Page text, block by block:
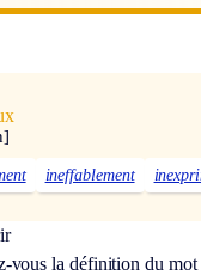
ineffablement
vous la définition du mot